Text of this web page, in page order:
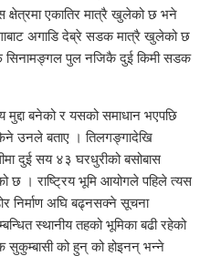
क्षेत्रमा एकातिर मात्रै खुलेको छ भने
अगाडि देब्रे सडक मात्रै खुलेको छ
सिनामङ्गल पुल नजिकै दुई किमी सडक
मुद्दा बनेको र यसको समाधान भएपछि
उनले बताए । तिलगङ्गादेखि
दुई सय ४३ घरधुरीको बसोबास
छ । राष्ट्रिय भूमि आयोगले पहिले त्यस
निर्माण अघि बढ्नसक्ने सूचना
स्थानीय तहको भूमिका बढी रहेको
को हुन् को होइनन् भन्ने